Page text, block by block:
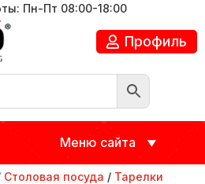
Пн-Пт 08:00-18:00
Профиль
Меню сайта
Столовая посуда / Тарелки